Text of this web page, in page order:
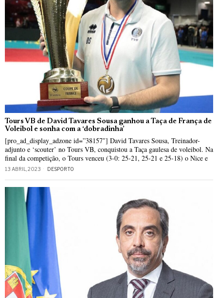
Tours VB de David Tavares Sousa ganhou a Taça de França de
Voleibol e sonha com a ‘dobradinha’
[pro_ad_display_adzone id=”38157″] David Tavares Sousa, Treinador-
adjunto e ‘scouter’ no Tours VB, conquistou a Taça gaulesa de voleibol. Na
final da competição, o Tours venceu (3-0: 25-21, 25-21 e 25-18) o Nice e
13 ABRIL, 2023 DESPORTO